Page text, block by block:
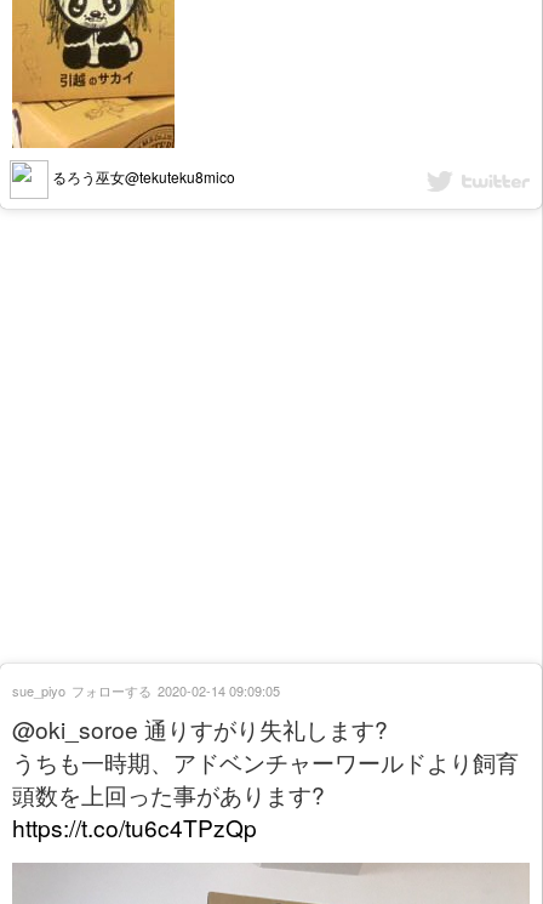
るろう巫女@tekuteku8mico
@oki_soroe 通りすがり失礼します?
うちも一時期、アドベンチャーワールドより飼育
頭数を上回った事があります?
https://t.co/tu6c4TPzQp
sue_piyo フォローする 2020-02-14 09:09:05